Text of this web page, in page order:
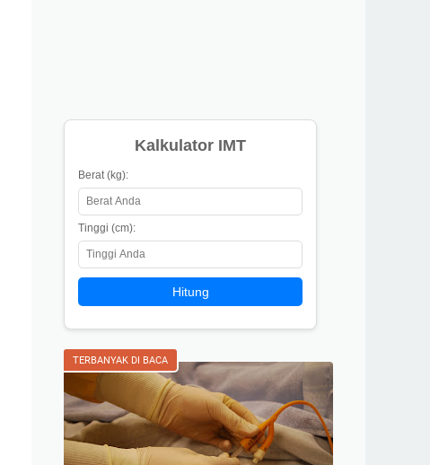
Kalkulator IMT
Berat (kg):
Tinggi (cm):
Hitung
TERBANYAK DI BACA